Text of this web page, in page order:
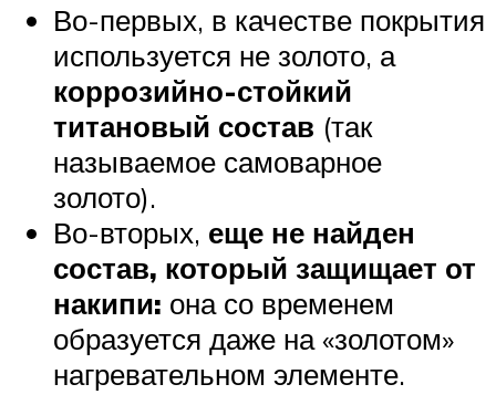
Во-первых, в качестве покрытия
используется не золото, а
коррозийно-стойкий
титановый состав (так
называемое самоварное
золото).
Во-вторых, еще не найден
состав, который защищает от
накипи: она со временем
образуется даже на «золотом»
нагревательном элементе.